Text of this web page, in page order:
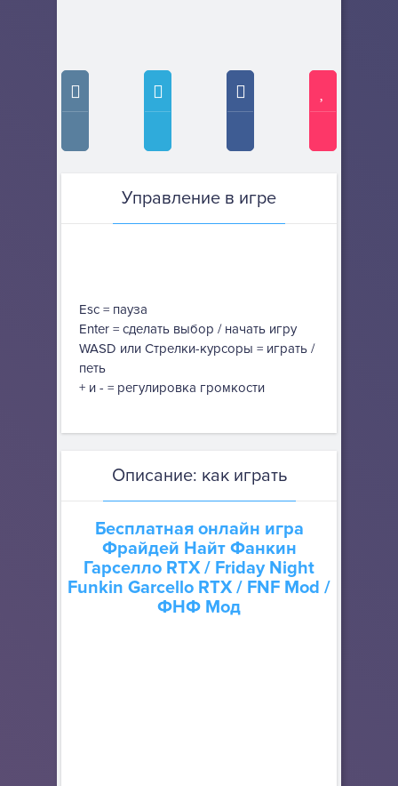
Управление в игре
Esc = пауза
Enter = сделать выбор / начать игру
WASD или Стрелки-курсоры = играть /
петь
+ и - = регулировка громкости
Описание: как играть
Бесплатная онлайн игра
Фрайдей Найт Фанкин
Гарселло RTX/ Friday Night
Funkin Garcello RTX / FNF Mod /
ФНФ Мод